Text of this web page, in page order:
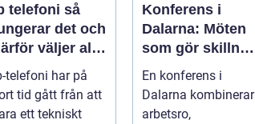
telefoni så
det och
väljer allt
företag att
telefoni har på
tid gått från att
ett tekniskt
Konferens i
Dalarna: Möten
som gör skillnad
i hjärtat av
sverige
En konferens i
Dalarna kombinerar
arbetsro,